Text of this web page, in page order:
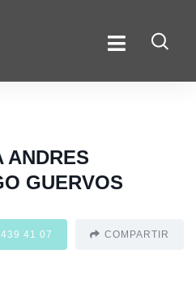
ANDRES
GUERVOS
41 07 COMPARTIR